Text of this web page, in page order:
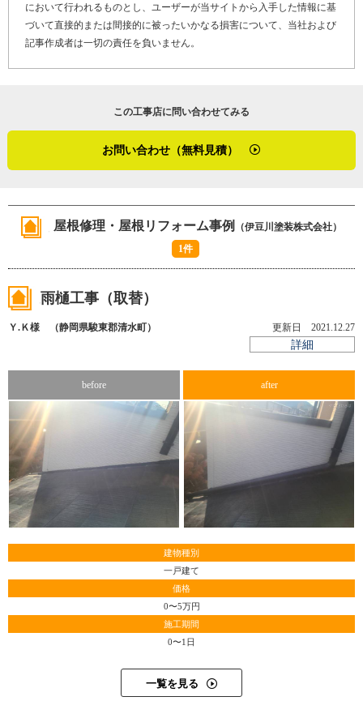
片方にはカラーベストの下地が入っていないとわかったん
です。下地代わりに鉄板を入れると、水漏れは止まりまし
上防水工事でお困りのお客さま、そして外壁リフォームや
んな現場にも配置できるんです。完工後も近隣を通る際に
はお声がけすることがあるかもしれません。アフターフォ
ローもしっかりやるので、安心してご相談ください」
「お客さまへの的確な説明、こういうの逆に教えてほしい
ですねえ……」
伊豆川さんは、「この施工が必要」と見極めたとき、お客
言葉、そして双方が気持ちのよい接客方法について模索す
る真摯な姿に、とても好感を持った取材でした。
※１ カラーベスト・・・セメントを固めて塗装した板状
の屋根材。化粧スレート
（２０２１年５月取材）
において行われるものとし、ユーザーが当サイトから入手した情報に基
づいて直接的または間接的に被ったいかなる損害について、当社および
記事作成者は一切の責任を負いません。
この工事店に問い合わせてみる
お問い合わせ（無料見積）
屋根修理・屋根リフォーム事例
（伊豆川塗装株式会社）
1件
雨樋工事（取替）
Ｙ.Ｋ様 （静岡県駿東郡清水町） 更新日 2021.12.27
詳細
before after
建物種別
一戸建て
価格
0〜5万円
施工期間
0〜1日
一覧を見る